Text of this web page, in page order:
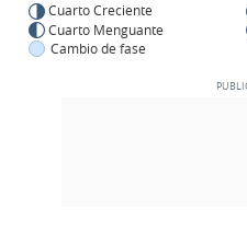
Cuarto Creciente
Cuarto Menguante
Cambio de fase